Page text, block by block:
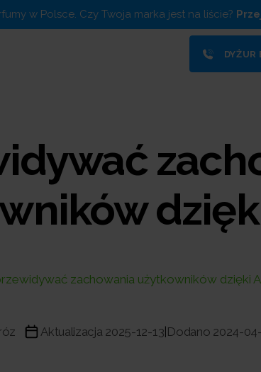
w Polsce. Czy Twoja marka jest na liście?
DYŻUR
zachowania użytkowników dzięki
Aktualizacja 2025-12-13 Dodano 2024-